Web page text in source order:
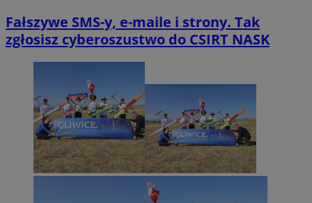
Fałszywe SMS-y, e-maile i strony. Tak
zgłosisz cyberoszustwo do CSIRT NASK